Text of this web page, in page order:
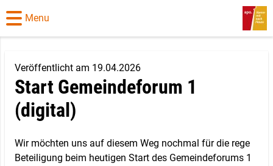
Menu
Veröffentlicht am 19.04.2026
Start Gemeindeforum 1
(digital)
Wir möchten uns auf diesem Weg nochmal für die rege
Beteiligung beim heutigen Start des Gemeindeforums 1